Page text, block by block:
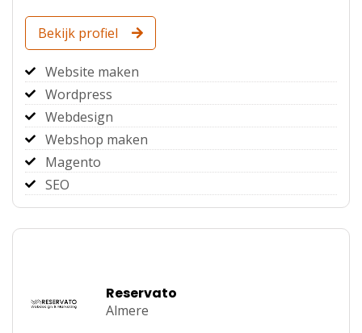
Bekijk profiel
Website maken
Wordpress
Webdesign
Webshop maken
Magento
SEO
Reservato
Almere